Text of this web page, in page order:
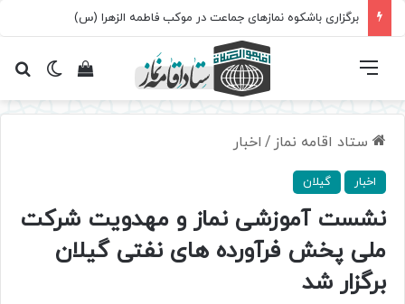
برگزاری باشکوه نمازهای جماعت در موکب فاطمه الزهرا (س)
تغییرمشاهده فهرست
ستاد اقامه نماز / اخبار
اخبار گیلان
نشست آموزشی نماز و مهدویت شرکت
ملی پخش فرآورده های نفتی گیلان
برگزار شد